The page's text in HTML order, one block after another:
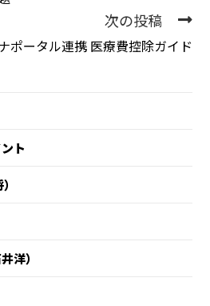
次の投稿
ポータル連携 医療費控除ガイド
ト
洋）